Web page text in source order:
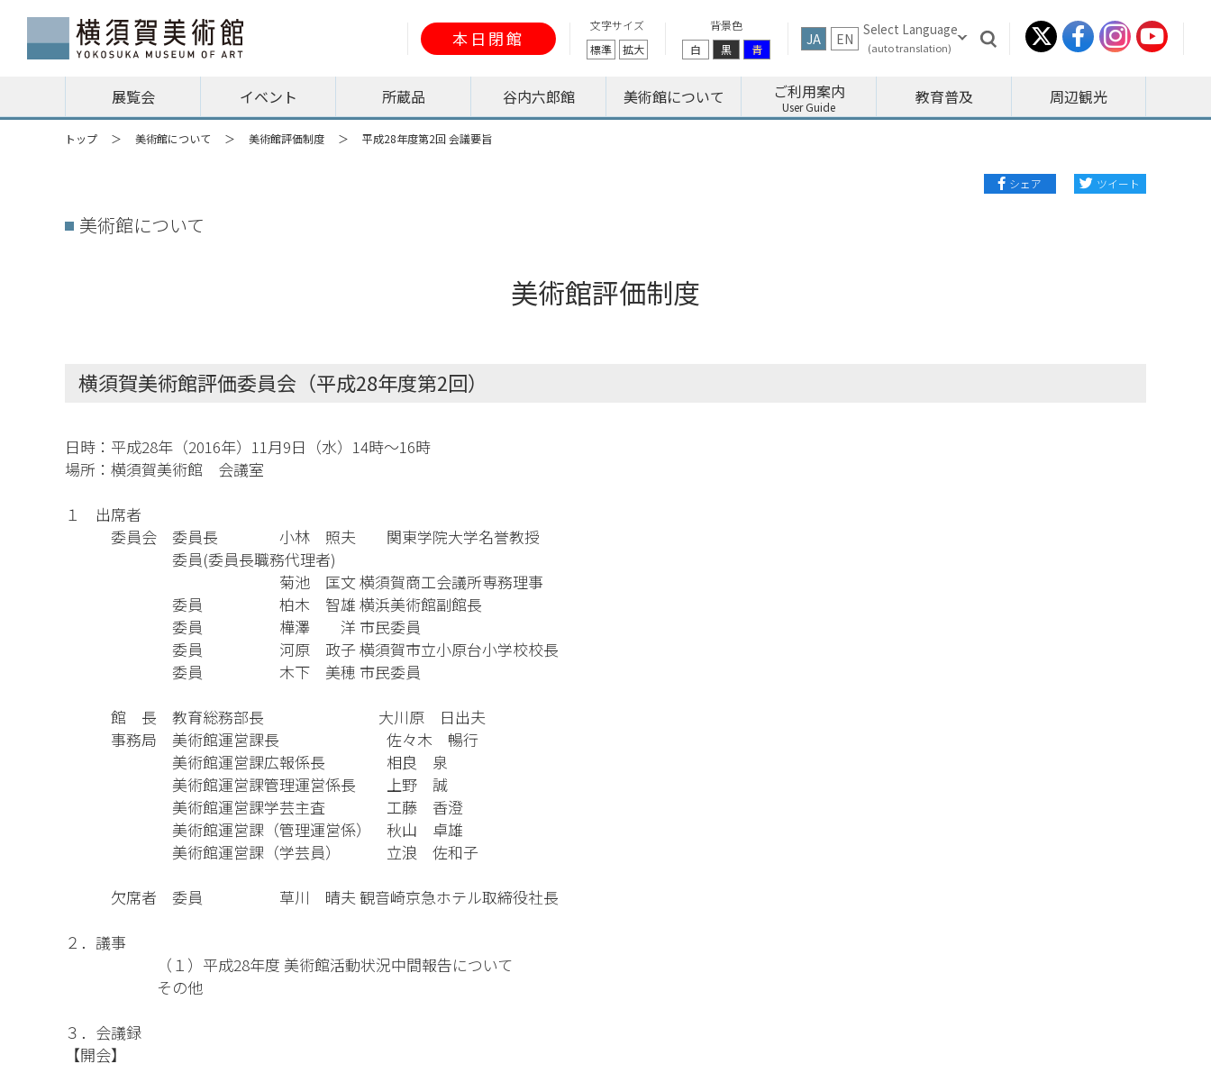
本日閉館
文字サイズ
標準
拡大
背景色
白
黒 青
JA EN
展覧会 イベント 所蔵品 谷内六郎館 美術館について ご利用案内 教育普及 周辺観光
トップ 美術館について 美術館評価制度 平成28年度第2回 会議要旨
シェア ツイート
美術館について
美術館評価制度
横須賀美術館評価委員会（平成28年度第2回）
日時：平成28年（2016年）11月9日（水）14時～16時
場所：横須賀美術館 会議室
１ 出席者
委員会 委員長 小林 照夫 関東学院大学名誉教授
委員(委員長職務代理者)
菊池 匡文 横須賀商工会議所専務理事
委員 柏木 智雄 横浜美術館副館長
委員 樺澤 洋 市民委員
委員 河原 政子 横須賀市立小原台小学校校長
委員 木下 美穂 市民委員
館 長 教育総務部長 大川原 日出夫
事務局 美術館運営課長 佐々木 暢行
美術館運営課広報係長 相良 泉
美術館運営課管理運営係長 上野 誠
美術館運営課学芸主査 工藤 香澄
美術館運営課（管理運営係） 秋山 卓雄
美術館運営課（学芸員） 立浪 佐和子
欠席者 委員 草川 晴夫 観音崎京急ホテル取締役社長
２．議事
（１）平成28年度 美術館活動状況中間報告について
その他
３．会議録
【開会】